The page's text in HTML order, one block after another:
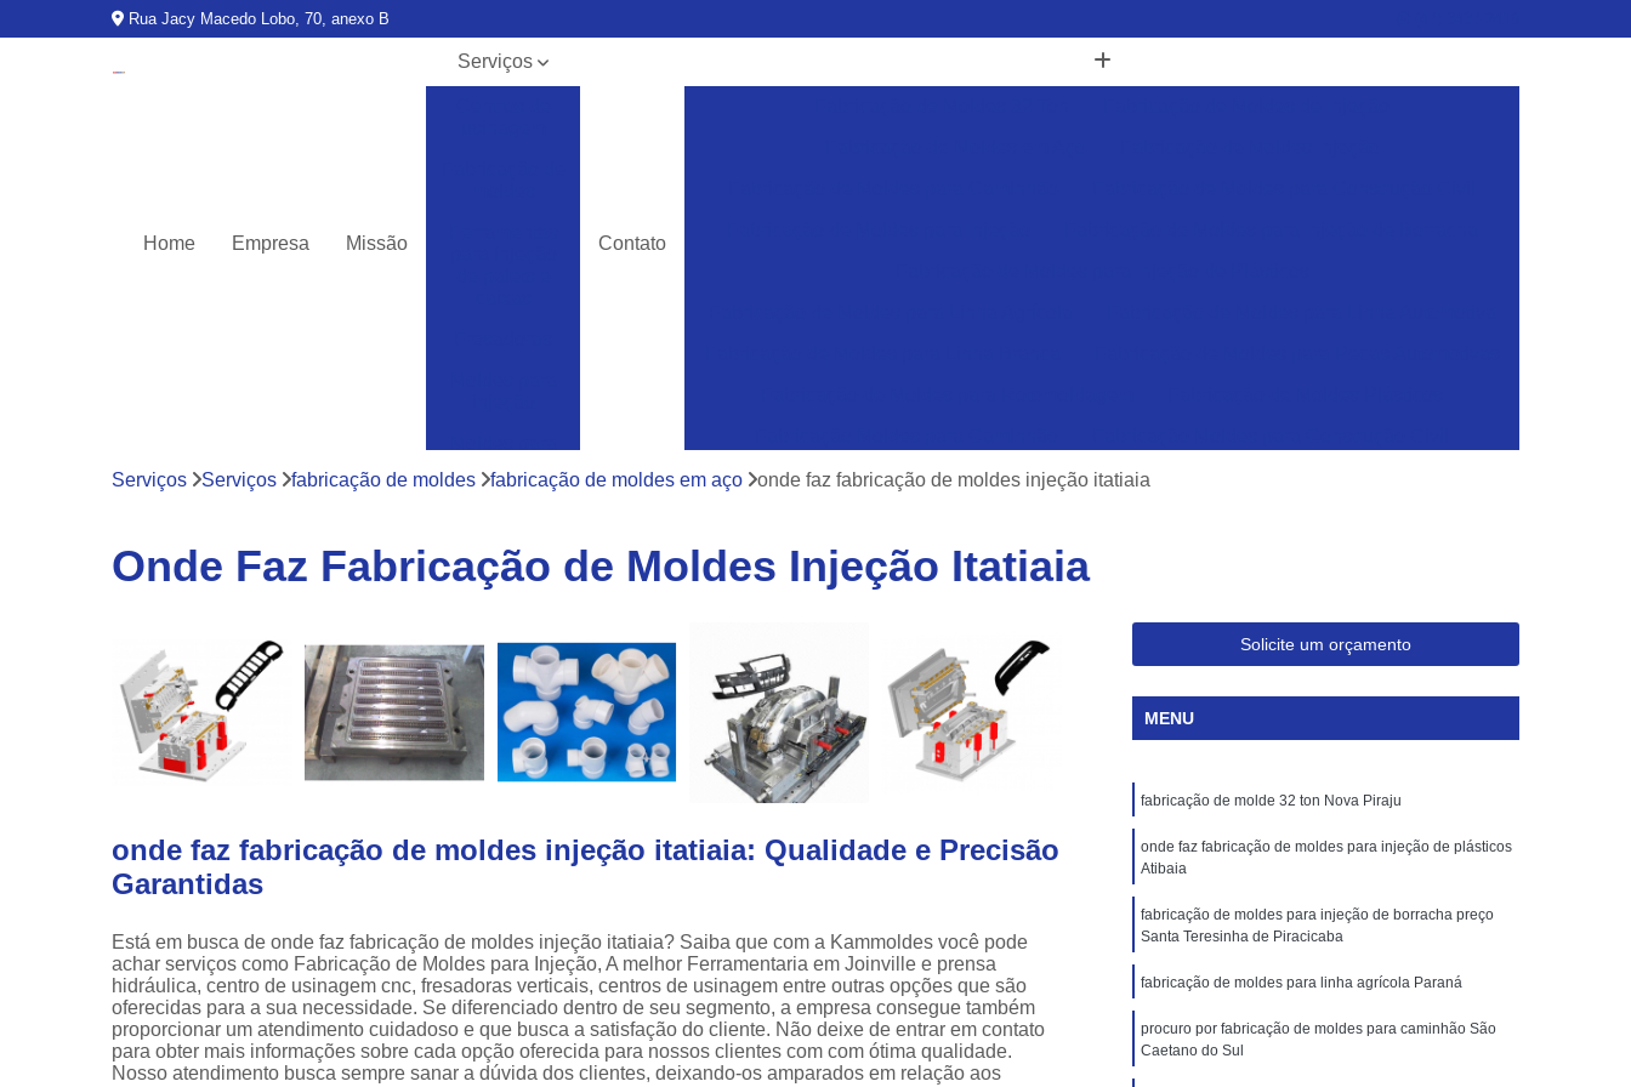
Rua Jacy Macedo Lobo, 70, anexo B
Home Empresa Missão
Serviços
termoplásticos
linha
automotiva
Contato
Ferramentas Industriais para Injeção de Plásticos
Injeção de Plásticos para Caixas
Moldes para Caixas Plásticas
Moldes para Paletes Plásticos
Produção de Moldes para Paletes
Moldes para Injeção de Alumínio
Moldes para Injeção de Borracha
Moldes para Injeção de Espuma
Moldes para Injeção de Plástico
Moldes para Injeção de Poliuretano
Moldes para Injeção de Pvc
Moldes para Injeção de Silicone
Moldes para Injeção de Termoplásticos
Moldes para Injeção Plástica
Moldes para Injeção Termoplásticos
Empresa de Moldes Plasticos
Ferramentas para Moldagem de Plásticos
Injeção de Moldes Plasticos
Injeção de Termoplástico
Moldagem de Peças Plásticas por Injeção
Moldagem de Termoplásticos
Serviços Serviços fabricação de moldes fabricação de moldes em aço onde faz fabricação de moldes injeção itatiaia
Onde Faz Fabricação de Moldes Injeção Itatiaia
onde faz fabricação de moldes injeção itatiaia: Qualidade e Precisão
Garantidas
Está em busca de onde faz fabricação de moldes injeção itatiaia? Saiba que com a Kammoldes você pode
achar serviços como Fabricação de Moldes para Injeção, A melhor Ferramentaria em Joinville e prensa
hidráulica, centro de usinagem cnc, fresadoras verticais, centros de usinagem entre outras opções que são
oferecidas para a sua necessidade. Se diferenciado dentro de seu segmento, a empresa consegue também
proporcionar um atendimento cuidadoso e que busca a satisfação do cliente. Não deixe de entrar em contato
para obter mais informações sobre cada opção oferecida para nossos clientes com com ótima qualidade.
Nosso atendimento busca sempre sanar a dúvida dos clientes, deixando-os amparados em relação aos
Solicite um orçamento
MENU
fabricação de molde 32 ton Nova Piraju
onde faz fabricação de moldes para injeção de plásticos
Atibaia
fabricação de moldes para injeção de borracha preço
Santa Teresinha de Piracicaba
fabricação de moldes para linha agrícola Paraná
procuro por fabricação de moldes para caminhão São
Caetano do Sul